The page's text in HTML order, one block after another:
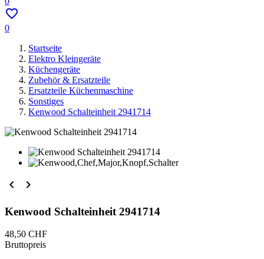

0
Startseite
Elektro Kleingeräte
Küchengeräte
Zubehör & Ersatzteile
Ersatzteile Küchenmaschine
Sonstiges
Kenwood Schalteinheit 2941714
 
Kenwood Schalteinheit 2941714
48,50 CHF
Bruttopreis